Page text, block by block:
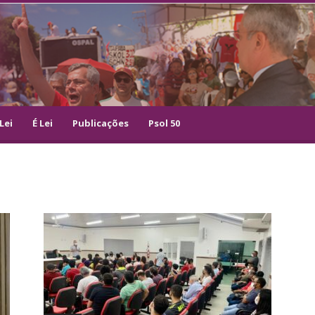
É Lei Publicações Psol 50